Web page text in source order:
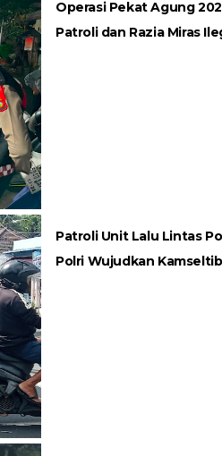
Operasi Pekat Agung
Patroli dan Razia Miras
Patroli Unit Lalu Lintas
Polri Wujudkan